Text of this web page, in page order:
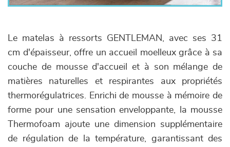
Le matelas à ressorts GENTLEMAN, avec ses 31
cm d'épaisseur, offre un accueil moelleux grâce à sa
couche de mousse d'accueil et à son mélange de
matières naturelles et respirantes aux propriétés
thermorégulatrices. Enrichi de mousse à mémoire de
forme pour une sensation enveloppante, la mousse
Thermofoam ajoute une dimension supplémentaire
de régulation de la température, garantissant des